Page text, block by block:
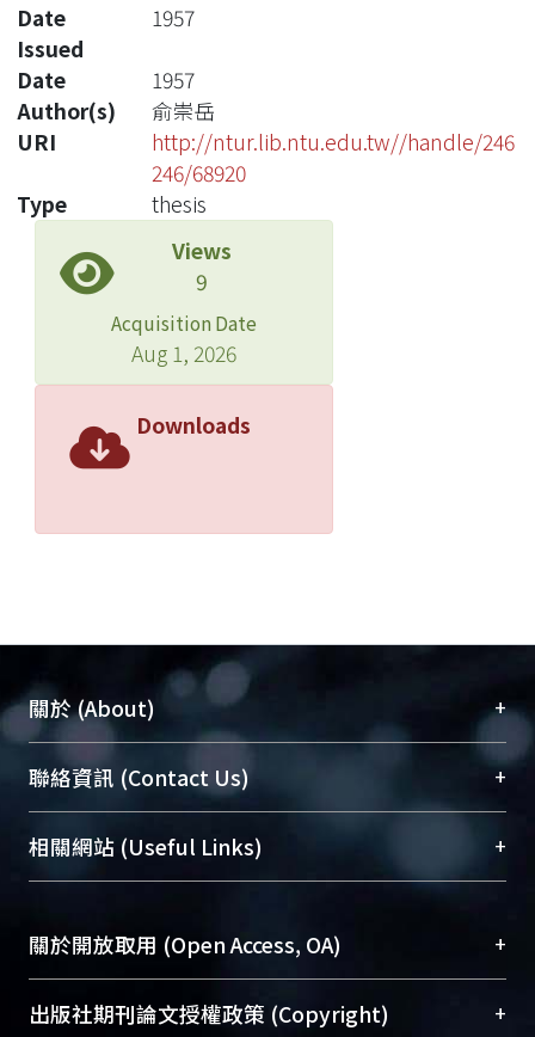
Date
Issued
1957
Date
1957
Author(s)
俞崇岳
URI
http://ntur.lib.ntu.edu.tw//handle/246
246/68920
Type
thesis
Views
9
Acquisition Date
Aug 1, 2026
Downloads
關於 (About) +
臺大位居世界頂尖大學之列，為永久珍藏及向國際
展現本校豐碩的研究成果及學術能量，圖書館整合
機構典藏（NTUR）與學術庫（AH）不同功能平
台，成為臺大學術典藏NTU scholars。期能整合研
究能量、促進交流合作、保存學術產出、推廣研究
成果。
To permanently archive and promote researcher
profiles and scholarly works, Library integrates the
聯絡資訊 (Contact Us) +
總館學科館員(Main Library)
醫學圖書館學科館員(Medical Library)
Sciences Library)
相關網站 (Useful Links) +
關於開放取用 (Open Access, OA) +
開放取用是從使用者角度提升資訊取用性的社會運
出版社期刊論文授權政策 (Copyright) +